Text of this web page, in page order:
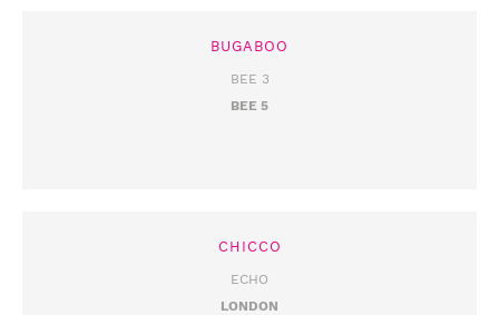
BUGABOO
BEE 3
BEE 5
CHICCO
ECHO
LONDON